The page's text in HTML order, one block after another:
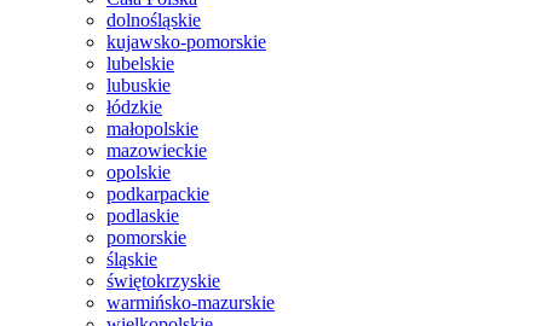
dolnośląskie
kujawsko-pomorskie
lubelskie
lubuskie
łódzkie
małopolskie
mazowieckie
opolskie
podkarpackie
podlaskie
pomorskie
śląskie
świętokrzyskie
warmińsko-mazurskie